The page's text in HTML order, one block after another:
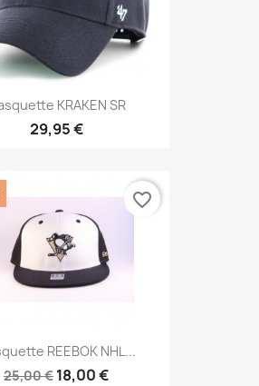
KRAKEN SR
29,95 €
REEBOK NHL...
25,00 € 18,00 €
favorite_border